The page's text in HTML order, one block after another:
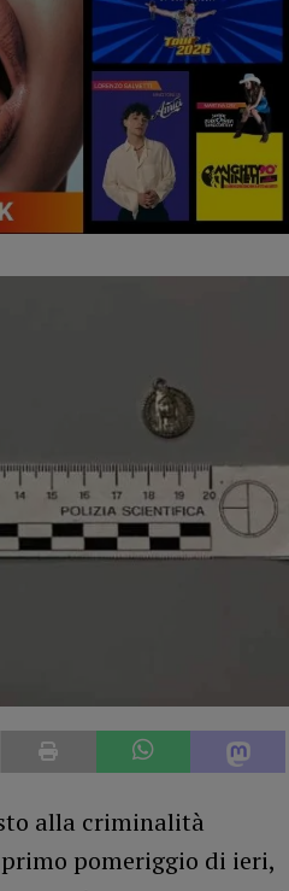
alla criminalità
pomeriggio di ieri,